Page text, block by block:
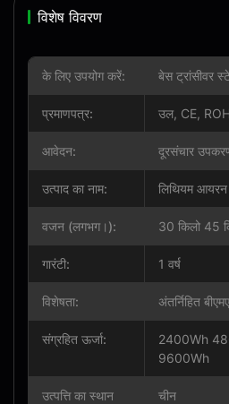
विशेष विवरण
के लिए उपयोग करें: बेस ट्रांसीवर
प्रमाणपत्र: उल, CE,
आवेदन: दूरसंचार
उत्पाद का नाम: लिथियम आयरन
वजन (लगभग।): 30 किलो 45
गारंटी: 1 वर्ष
विशेषता: अंतर्निहित
संग्रहित ऊर्जा:
2400Wh
9600Wh
उत्पत्ति का स्थान चीन